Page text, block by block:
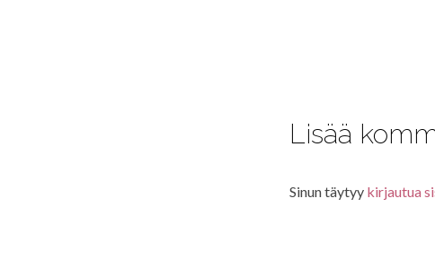
Lisää
Sinun täytyy kirjautua